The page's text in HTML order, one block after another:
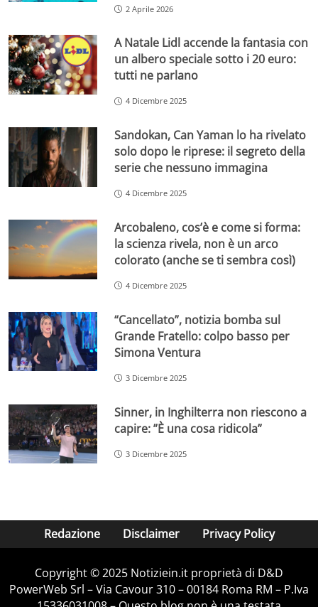
2 Aprile 2026
A Natale Lidl accende la fantasia con
un albero speciale sotto i 20 euro:
tutti ne parlano
4 Dicembre 2025
Sandokan, Can Yaman lo ha rivelato
solo dopo le riprese: il segreto della
serie che nessuno immagina
4 Dicembre 2025
Arcobaleno, cos’è e come si forma:
la scienza rivela, non è un arco
colorato (anche se ti sembra così)
4 Dicembre 2025
“Cancellato”, notizia bomba sul
Grande Fratello: colpo basso per
Simona Ventura
3 Dicembre 2025
Sinner, in Inghilterra non riescono a
capire: ”È una cosa ridicola”
3 Dicembre 2025
Redazione Disclaimer Privacy Policy
Copyright © 2025 Notiziein.it proprietà di D&D
PowerWeb Srl – Via Cavour 310 – 00184 Roma RM – P.Iva